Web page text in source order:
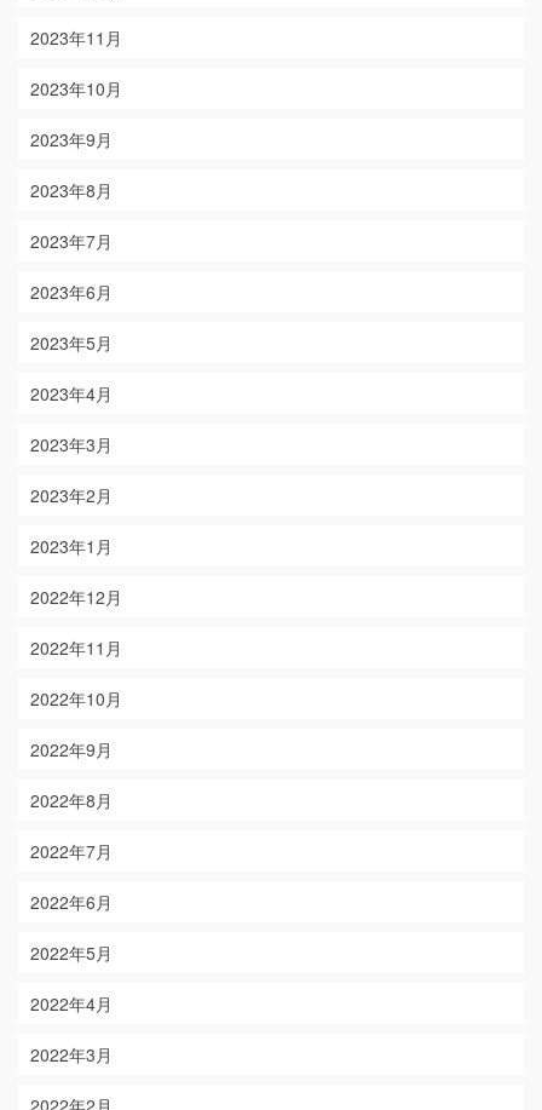
2023年11月
2023年10月
2023年9月
2023年8月
2023年7月
2023年6月
2023年5月
2023年4月
2023年3月
2023年2月
2023年1月
2022年12月
2022年11月
2022年10月
2022年9月
2022年8月
2022年7月
2022年6月
2022年5月
2022年4月
2022年3月
2022年2月